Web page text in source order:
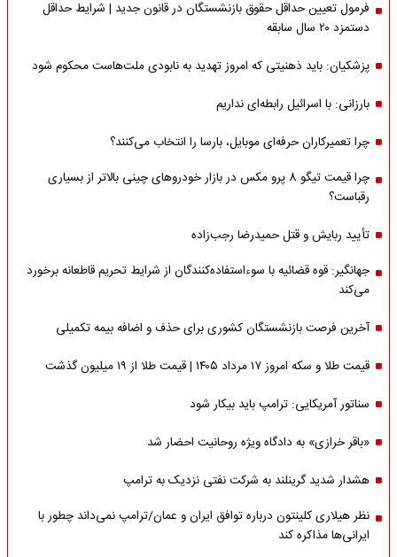
فرمول تعیین حداقل حقوق بازنشستگان در قانون جدید | شرایط حداقل
دستمزد ۲۰ سال سابقه
پزشکیان: باید ذهنیتی که امروز تهدید به نابودی ملت‌هاست محکوم شود
بارزانی: با اسرائیل رابطه‌ای نداریم
چرا تعمیرکاران حرفه‌ای موبایل، بارسا را انتخاب می‌کنند؟
چرا قیمت تیگو 8 پرو مکس در بازار خودروهای چینی بالاتر از بسیاری
رقباست؟
تأیید ربایش و قتل حمیدرضا رجب‌زاده
جهانگیر: قوه قضائیه با سوءاستفاده‌کنندگان از شرایط تحریم قاطعانه برخورد
می‌کند
آخرین فرصت بازنشستگان کشوری برای حذف و اضافه بیمه تکمیلی
قیمت طلا و سکه امروز ۱۷ مرداد ۱۴۰۵ | قیمت طلا از ۱۹ میلیون گذشت
سناتور آمریکایی: ترامپ باید بیکار شود
«باقر خرازی» به دادگاه ویژه روحانیت احضار شد
هشدار شدید گرینلند به شرکت نفتی نزدیک به ترامپ
نظر هیلاری کلینتون درباره توافق ایران و عمان/ترامپ نمی‌داند چطور با
ایرانی‌ها مذاکره کند